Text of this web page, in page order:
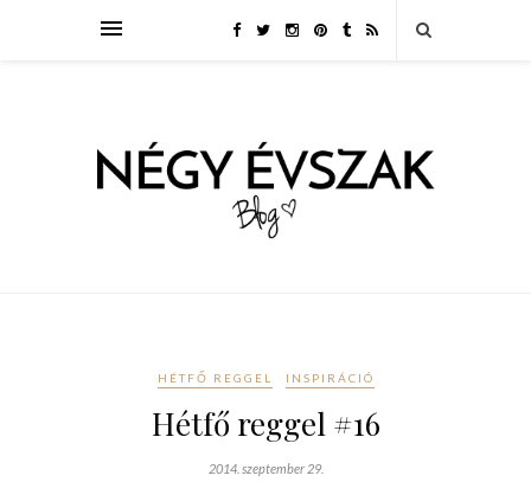
HÉTFŐ REGGEL INSPIRÁCIÓ
Hétfő reggel #16
2014. szeptember 29.